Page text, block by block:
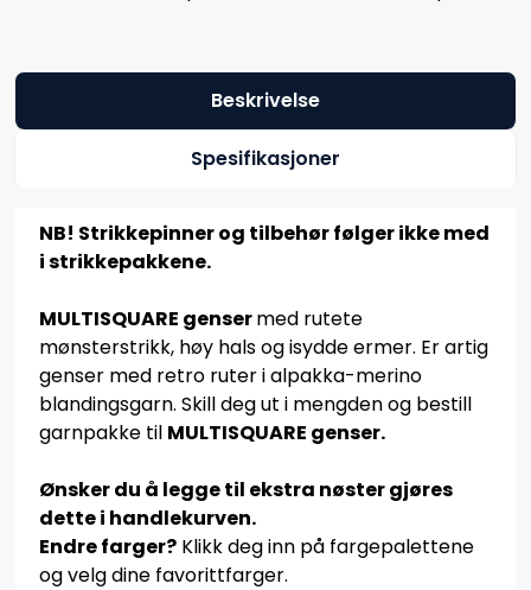
Beskrivelse
Spesifikasjoner
NB! Strikkepinner og tilbehør følger ikke med
i strikkepakkene.
MULTISQUARE gensermed rutete
mønsterstrikk, høy hals og isydde ermer. Er artig
genser med retro ruter i alpakka-merino
blandingsgarn. Skill deg ut i mengden og bestill
garnpakke til MULTISQUARE genser.
Ønsker du å legge til ekstra nøster gjøres
dette i handlekurven.
Endre farger? Klikk deg inn på fargepalettene
og velg dine favorittfarger.